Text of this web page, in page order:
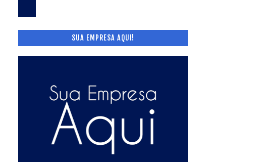
SUA EMPRESA AQUI!